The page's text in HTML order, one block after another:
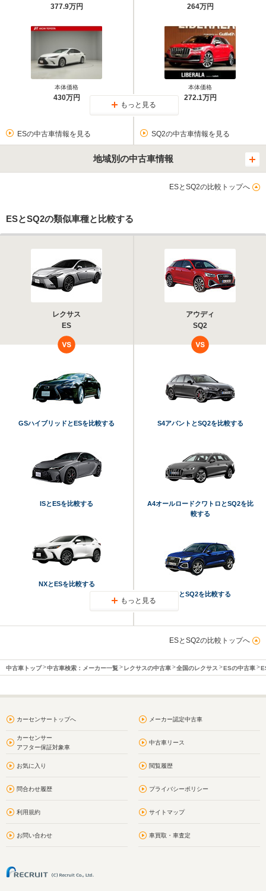
377.9万円
本体価格
430万円
264万円
本体価格
272.1万円
もっと見る
ESの中古車情報を見る SQ2の中古車情報を見る
地域別の中古車情報
ESとSQ2の比較トップへ
ESとSQ2の類似車種と比較する
レクサス
ES
アウディ
SQ2
GSハイブリッドとESを比較する
ISとESを比較する
NXとESを比較する
S4アバントとSQ2を比較する
A4オールロードクワトロとSQ2を比
較する
Q2とSQ2を比較する
もっと見る
ESとSQ2の比較トップへ
中古車トップ 中古車検索：メーカー一覧 レクサスの中古車 全国のレクサス ESの中古車
カーセンサートップへ メーカー認定中古車
カーセンサー
アフター保証対象車
中古車リース
お気に入り 閲覧履歴
問合わせ履歴 プライバシーポリシー
利用規約 サイトマップ
お問い合わせ 車買取・車査定